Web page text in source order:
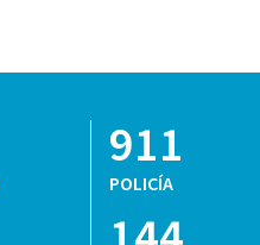
911
POLICÍA